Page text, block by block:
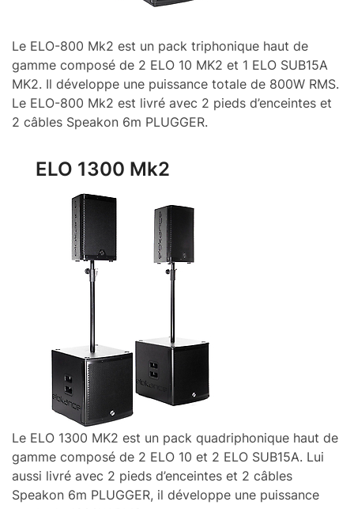
Le ELO-800 Mk2 est un pack triphonique haut de
gamme composé de 2 ELO 10 MK2 et 1 ELO SUB15A
MK2. Il développe une puissance totale de 800W RMS.
Le ELO-800 Mk2 est livré avec 2 pieds d’enceintes et
2 câbles Speakon 6m PLUGGER.
ELO 1300 Mk2
Le ELO 1300 MK2 est un pack quadriphonique haut de
gamme composé de 2 ELO 10 et 2 ELO SUB15A. Lui
aussi livré avec 2 pieds d’enceintes et 2 câbles
Speakon 6m PLUGGER, il développe une puissance